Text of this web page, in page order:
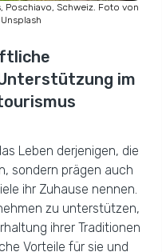
Poschiavo, Schweiz. Foto von
im
Leben derjenigen, die
sondern prägen auch
ihr Zuhause nennen.
zu unterstützen,
ihrer Traditionen
Vorteile für sie und